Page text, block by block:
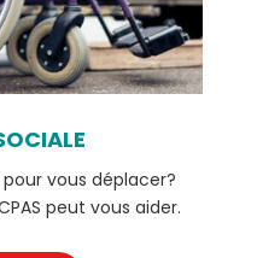
pour vous déplacer?
peut vous aider.